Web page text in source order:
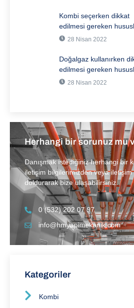
Kombi seçerken dikkat
edilmesi gereken
28 Nisan 2022
Doğalgaz kullanırken
edilmesi gereken
28 Nisan 2022
Herhangi bir sorunuz mu
Danışmak istediğiniz herhangi bir
iletişim bilgilerimizden veya iletişim
doldurarak bize ulaşabilirsiniz.
0 (532) 202 07 97
info@hmyapimekanik.com
Kategoriler
Kombi